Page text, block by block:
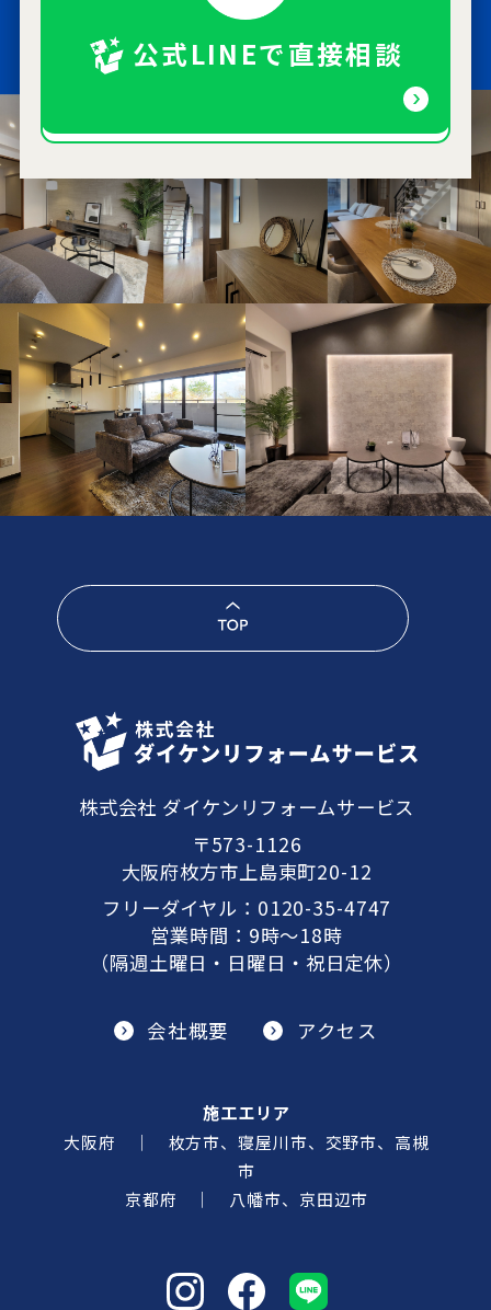
公式LINEで直接相談
株式会社 ダイケンリフォームサービス
〒573-1126
大阪府枚方市上島東町20-12
フリーダイヤル： 0120-35-4747
営業時間：9時～18時
（隔週土曜日・日曜日・祝日定休）
会社概要 アクセス
施工エリア
大阪府 ｜ 枚方市、寝屋川市、交野市、高槻
市
京都府 ｜ 八幡市、京田辺市